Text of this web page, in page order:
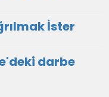
İster
darbe